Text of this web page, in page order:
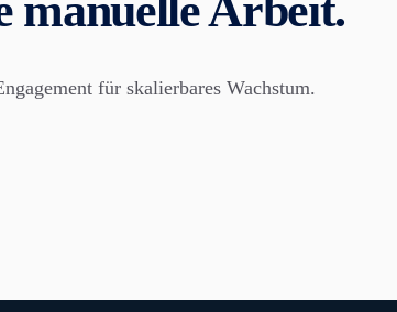
manuelle Arbeit.
für skalierbares Wachstum.